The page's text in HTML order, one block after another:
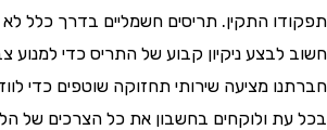
התקין. תריסים חשמליים בדרך כלל לא
ניקיון קבוע של התריס כדי למנוע
מציעה שירותי תחזוקה שוטפים כדי לוודא
ולוקחים בחשבון את כל הצרכים של